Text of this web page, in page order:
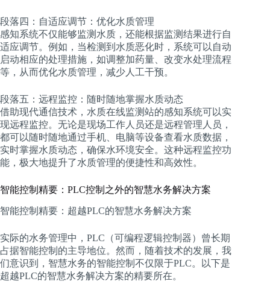
段落四：自适应调节：优化水质管理
感知系统不仅能够监测水质，还能根据监测结果进行自
适应调节。例如，当检测到水质恶化时，系统可以自动
启动相应的处理措施，如调整加药量、改变水处理流程
等，从而优化水质管理，减少人工干预。
段落五：远程监控：随时随地掌握水质动态
借助现代通信技术，水质在线监测站的感知系统可以实
现远程监控。无论是现场工作人员还是远程管理人员，
都可以随时随地通过手机、电脑等设备查看水质数据，
实时掌握水质动态，确保水环境安全。这种远程监控功
能，极大地提升了水质管理的便捷性和高效性。
智能控制精要：PLC控制之外的智慧水务解决方案
智能控制精要：超越PLC的智慧水务解决方案
实际的水务管理中，PLC（可编程逻辑控制器）曾长期
占据智能控制的主导地位。然而，随着技术的发展，我
们意识到，智慧水务的智能控制不仅限于PLC。以下是
超越PLC的智慧水务解决方案的精要所在。